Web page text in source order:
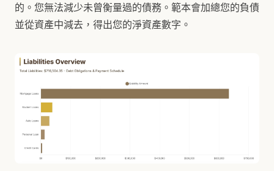
的。您無法減少未曾衡量過的債務。範本會加總您的負債
並從資產中減去，得出您的淨資產數字。